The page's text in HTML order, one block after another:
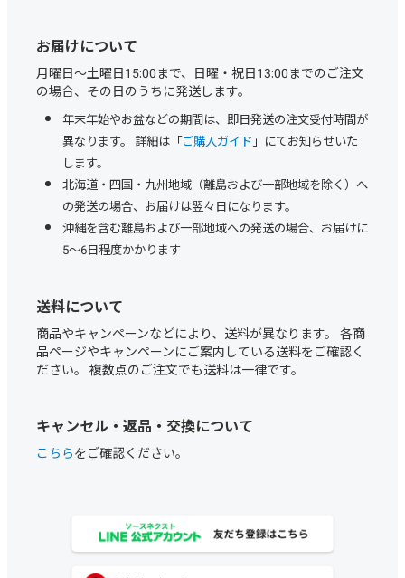
お届けについて
月曜日～土曜日15:00まで、日曜・祝日13:00までのご注文
の場合、その日のうちに発送します。
年末年始やお盆などの期間は、即日発送の注文受付時間が
異なります。 詳細は「ご購入ガイド 」にてお知らせいた
します。
北海道・四国・九州地域（離島および一部地域を除く）へ
の発送の場合、お届けは翌々日になります。
沖縄を含む離島および一部地域への発送の場合、お届けに
5～6日程度かかります
送料について
商品やキャンペーンなどにより、送料が異なります。 各商
品ページやキャンペーンにご案内している送料をご確認く
ださい。 複数点のご注文でも送料は一律です。
キャンセル・返品・交換について
こちらをご確認ください。